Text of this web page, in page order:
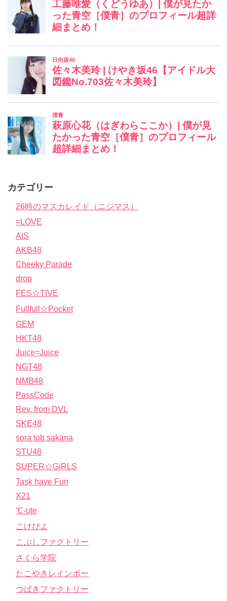
カテゴリー
26時のマスカレイド（ニジマス）
=LOVE
AIS
AKB48
Cheeky Parade
drop
FES☆TIVE
Fullfull☆Pocket
GEM
HKT48
Juice=Juice
NGT48
NMB48
PassCode
Rev. from DVL
SKE48
sora tob sakana
STU48
SUPER☆GiRLS
Task have Fun
X21
℃-ute
こけぴよ
こぶしファクトリー
さくら学院
たこやきレインボー
つばきファクトリー